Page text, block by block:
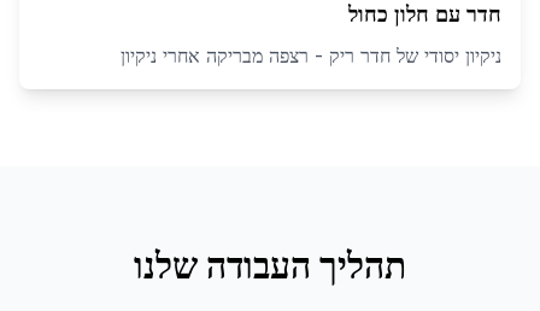
חדר עם חלון כחול
ניקיון יסודי של חדר ריק - רצפה מבריקה אחרי ניקיון
תהליך העבודה שלנו